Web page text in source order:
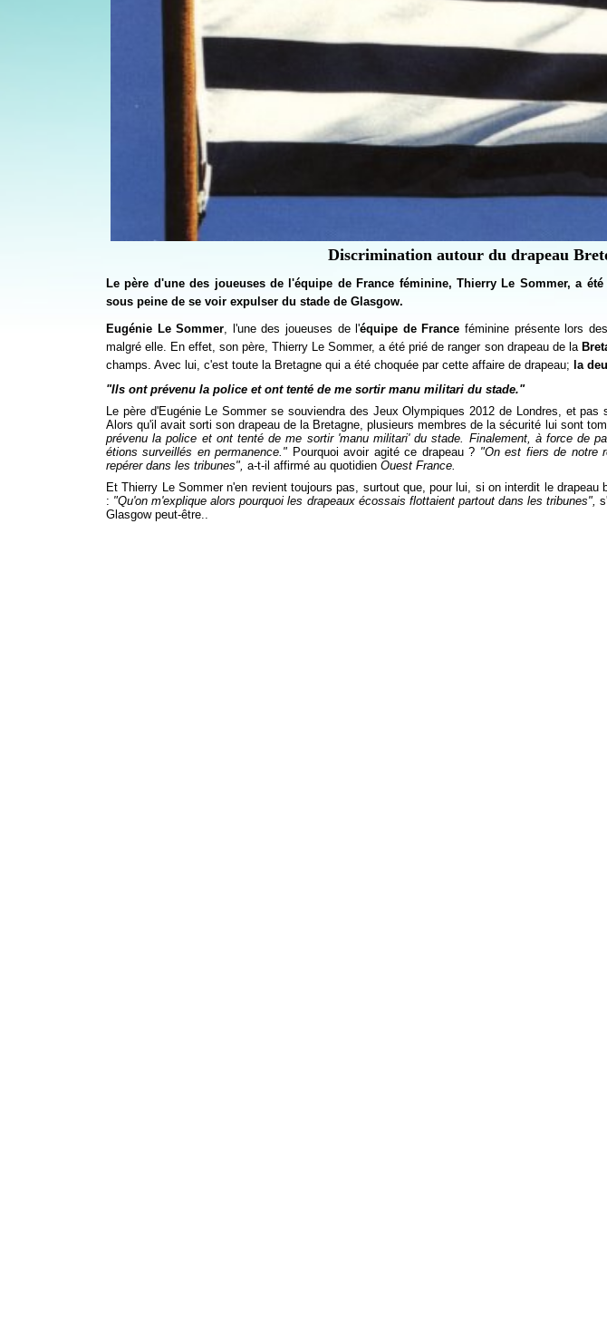
Discrimination autour du drapeau
Le père d'une des joueuses de l'équipe de France féminine, Thierry Le Sommer, a
sous peine de se voir expulser du stade de Glasgow.
Eugénie Le Sommer , l'une des joueuses de l'équipe de France féminine présente lors
malgré elle. En effet, son père, Thierry Le Sommer, a été prié de ranger son drapeau de la
champs. Avec lui, c'est toute la Bretagne qui a été choquée par cette affaire de drapeau; la
"Ils ont prévenu la police et ont tenté de me sortir manu militari du stade."
Le père d'Eugénie Le Sommer se souviendra des Jeux Olympiques 2012 de Londres, et
Alors qu'il avait sorti son drapeau de la Bretagne, plusieurs membres de la sécurité lui sont
prévenu la police et ont tenté de me sortir 'manu militari' du stade. Finalement, à force de
étions surveillés en permanence." Pourquoi avoir agité ce drapeau ? "On est fiers de notre
repérer dans les tribunes", a-t-il affirmé au quotidien Ouest France.
Et Thierry Le Sommer n'en revient toujours pas, surtout que, pour lui, si on interdit le drapeau
: "Qu'on m'explique alors pourquoi les drapeaux écossais flottaient partout dans les tribunes",
Glasgow peut-être..